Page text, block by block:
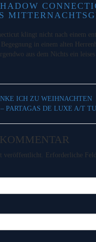
klingt nicht nach einem
Begegnung in einem alten
aus dem Nichts ein leises
ICH ZU WEIHNACHTEN
PARTAGAS DE LUXE A/T
veröffentlicht. Erforderliche